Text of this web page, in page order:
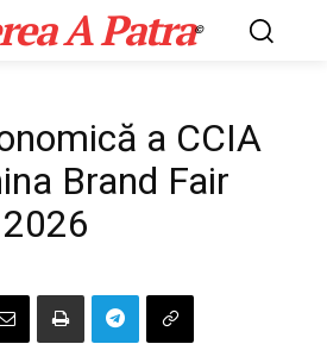
A Patra©
a CCIA
Brand Fair